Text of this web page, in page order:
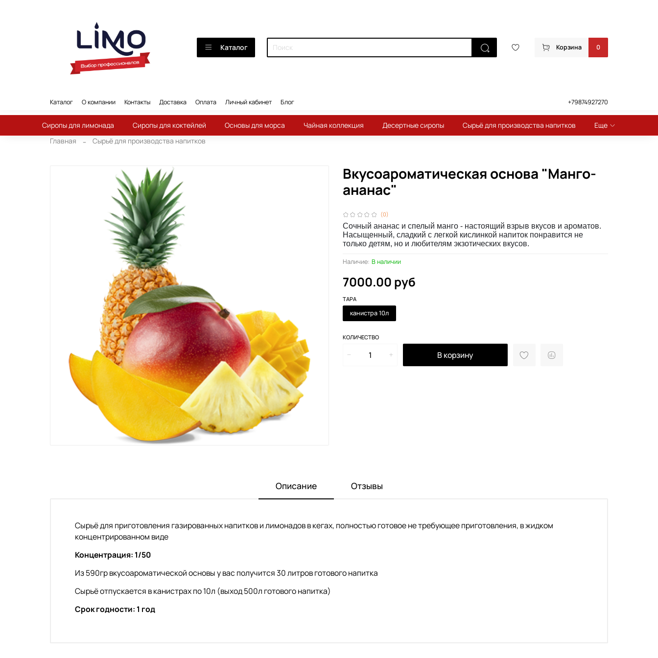
Каталог Корзина 0
Каталог О компании Контакты Доставка Оплата Личный кабинет Блог +79874927270
Сиропы для лимонада Сиропы для коктейлей Основы для морса Чайная коллекция Десертные сиропы Сырьё для производства напитков
Еще
Главная
Сырьё для производства напитков
(0)
Наличие: В наличии
Вкусоароматическая основа "Манго-
ананас"
7000.00 руб
КОЛИЧЕСТВО
В корзину
ТАРА
канистра 10л
Сочный ананас и спелый манго - настоящий взрыв вкусов и ароматов.
Насыщенный, сладкий с легкой кислинкой напиток понравится не
только детям, но и любителям экзотических вкусов.
Описание Отзывы
Сырьё для приготовления газированных напитков и лимонадов в кегах, полностью готовое не требующее приготовления, в жидком
концентрированном виде
Концентрация: 1/50
Из 590гр вкусоароматической основы у вас получится 30 литров готового напитка
Сырьё отпускается в канистрах по 10л (выход 500л готового напитка)
Срок годности: 1 год